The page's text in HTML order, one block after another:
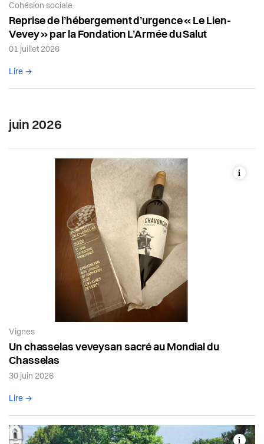
Article de la catégorie:
Cohésion sociale
Reprise de l’hébergement d’urgence « Le Lien-
Vevey » par la Fondation L’Armée du Salut
01 juillet 2026
Lire →
juin 2026
Article de la catégorie:
Vignes
Un chasselas veveysan sacré au Mondial du
Chasselas
30 juin 2026
Lire →